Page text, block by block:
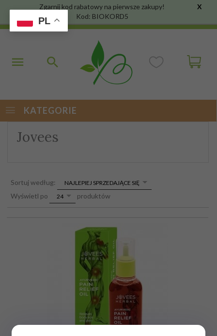
Zgarnij kod rabatowy na pierwsze zakupy!
Kod: BIOKORD5
X
KATEGORIE
Jovees
Sortuj według: sortNAJLEPIEJ SPRZEDAJĄCE SIĘ
Wyświetl po pop24 produktów
PL